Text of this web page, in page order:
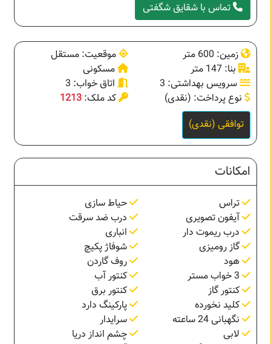
تماس با شقایق شگفتی
زمین: 600 متر
موقعیت: مستقل
بنا: 147 متر
مسکونی
سرویس بهداشتی: 3
اتاق خواب: 3
نوع پرداخت: (نقدی)
کد ملک: 1213
توافقی (نقدی)
امکانات
تراس
حیاط سازی
آیفون تصویری
درب ضد سرقت
درب ریموت دار
انباری
گاز رومیزی
شوفاژ پکیچ
هود
روف گاردن
کنتور آب
کنتور گاز
کنتور برق
کلید نخورده
پارکینگ دارد
نگهبانی 24 ساعته
سرایدار
لابی
چشم انداز دریا